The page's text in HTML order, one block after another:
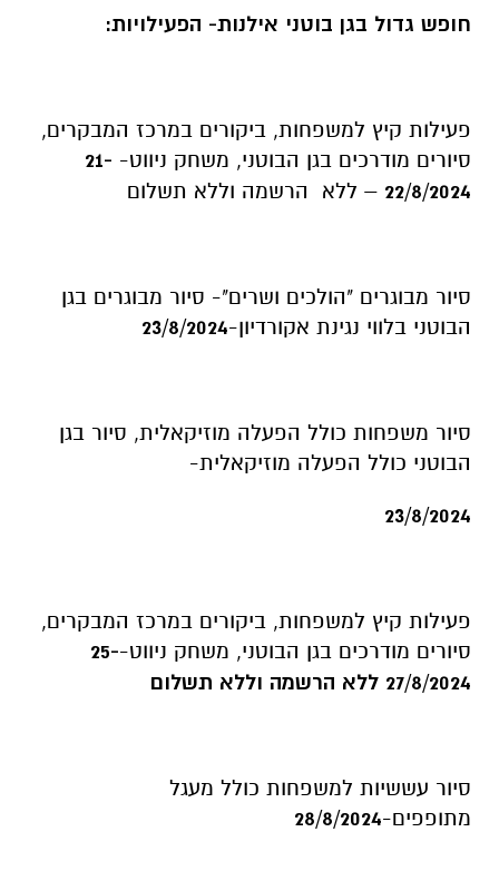
חופש גדול בגן בוטני אילנות- הפעילויות:
פעילות קיץ למשפחות, ביקורים במרכז המבקרים,
סיורים מודרכים בגן הבוטני, משחק ניווט- 21-
22/8/2024 – ללא הרשמה וללא תשלום
סיור מבוגרים "הולכים ושרים"- סיור מבוגרים בגן
הבוטני בלווי נגינת אקורדיון-23/8/2024
סיור משפחות כולל הפעלה מוזיקאלית, סיור בגן
הבוטני כולל הפעלה מוזיקאלית-
23/8/2024
פעילות קיץ למשפחות, ביקורים במרכז המבקרים,
סיורים מודרכים בגן הבוטני, משחק ניווט-25-
27/8/2024 ללא הרשמה וללא תשלום
סיור עששיות למשפחות כולל מעגל
מתופפים-28/8/2024